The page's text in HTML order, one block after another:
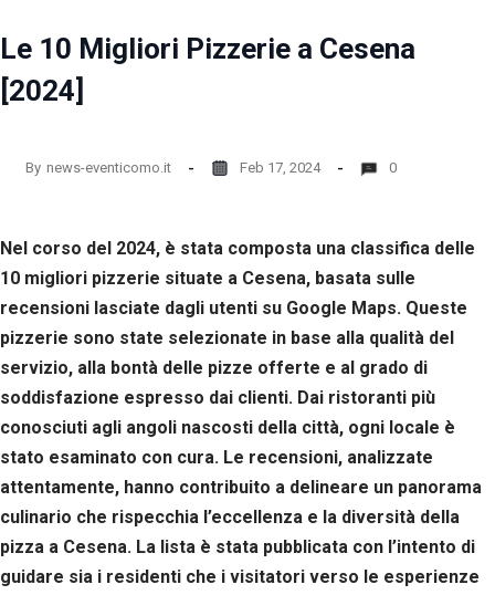
Le 10 Migliori Pizzerie a Cesena
[2024]
By news-eventicomo.it Feb 17, 2024 0
Nel corso del 2024, è stata composta una classifica delle
10 migliori pizzerie situate a Cesena, basata sulle
recensioni lasciate dagli utenti su Google Maps. Queste
pizzerie sono state selezionate in base alla qualità del
servizio, alla bontà delle pizze offerte e al grado di
soddisfazione espresso dai clienti. Dai ristoranti più
conosciuti agli angoli nascosti della città, ogni locale è
stato esaminato con cura. Le recensioni, analizzate
attentamente, hanno contribuito a delineare un panorama
culinario che rispecchia l’eccellenza e la diversità della
pizza a Cesena. La lista è stata pubblicata con l’intento di
guidare sia i residenti che i visitatori verso le esperienze